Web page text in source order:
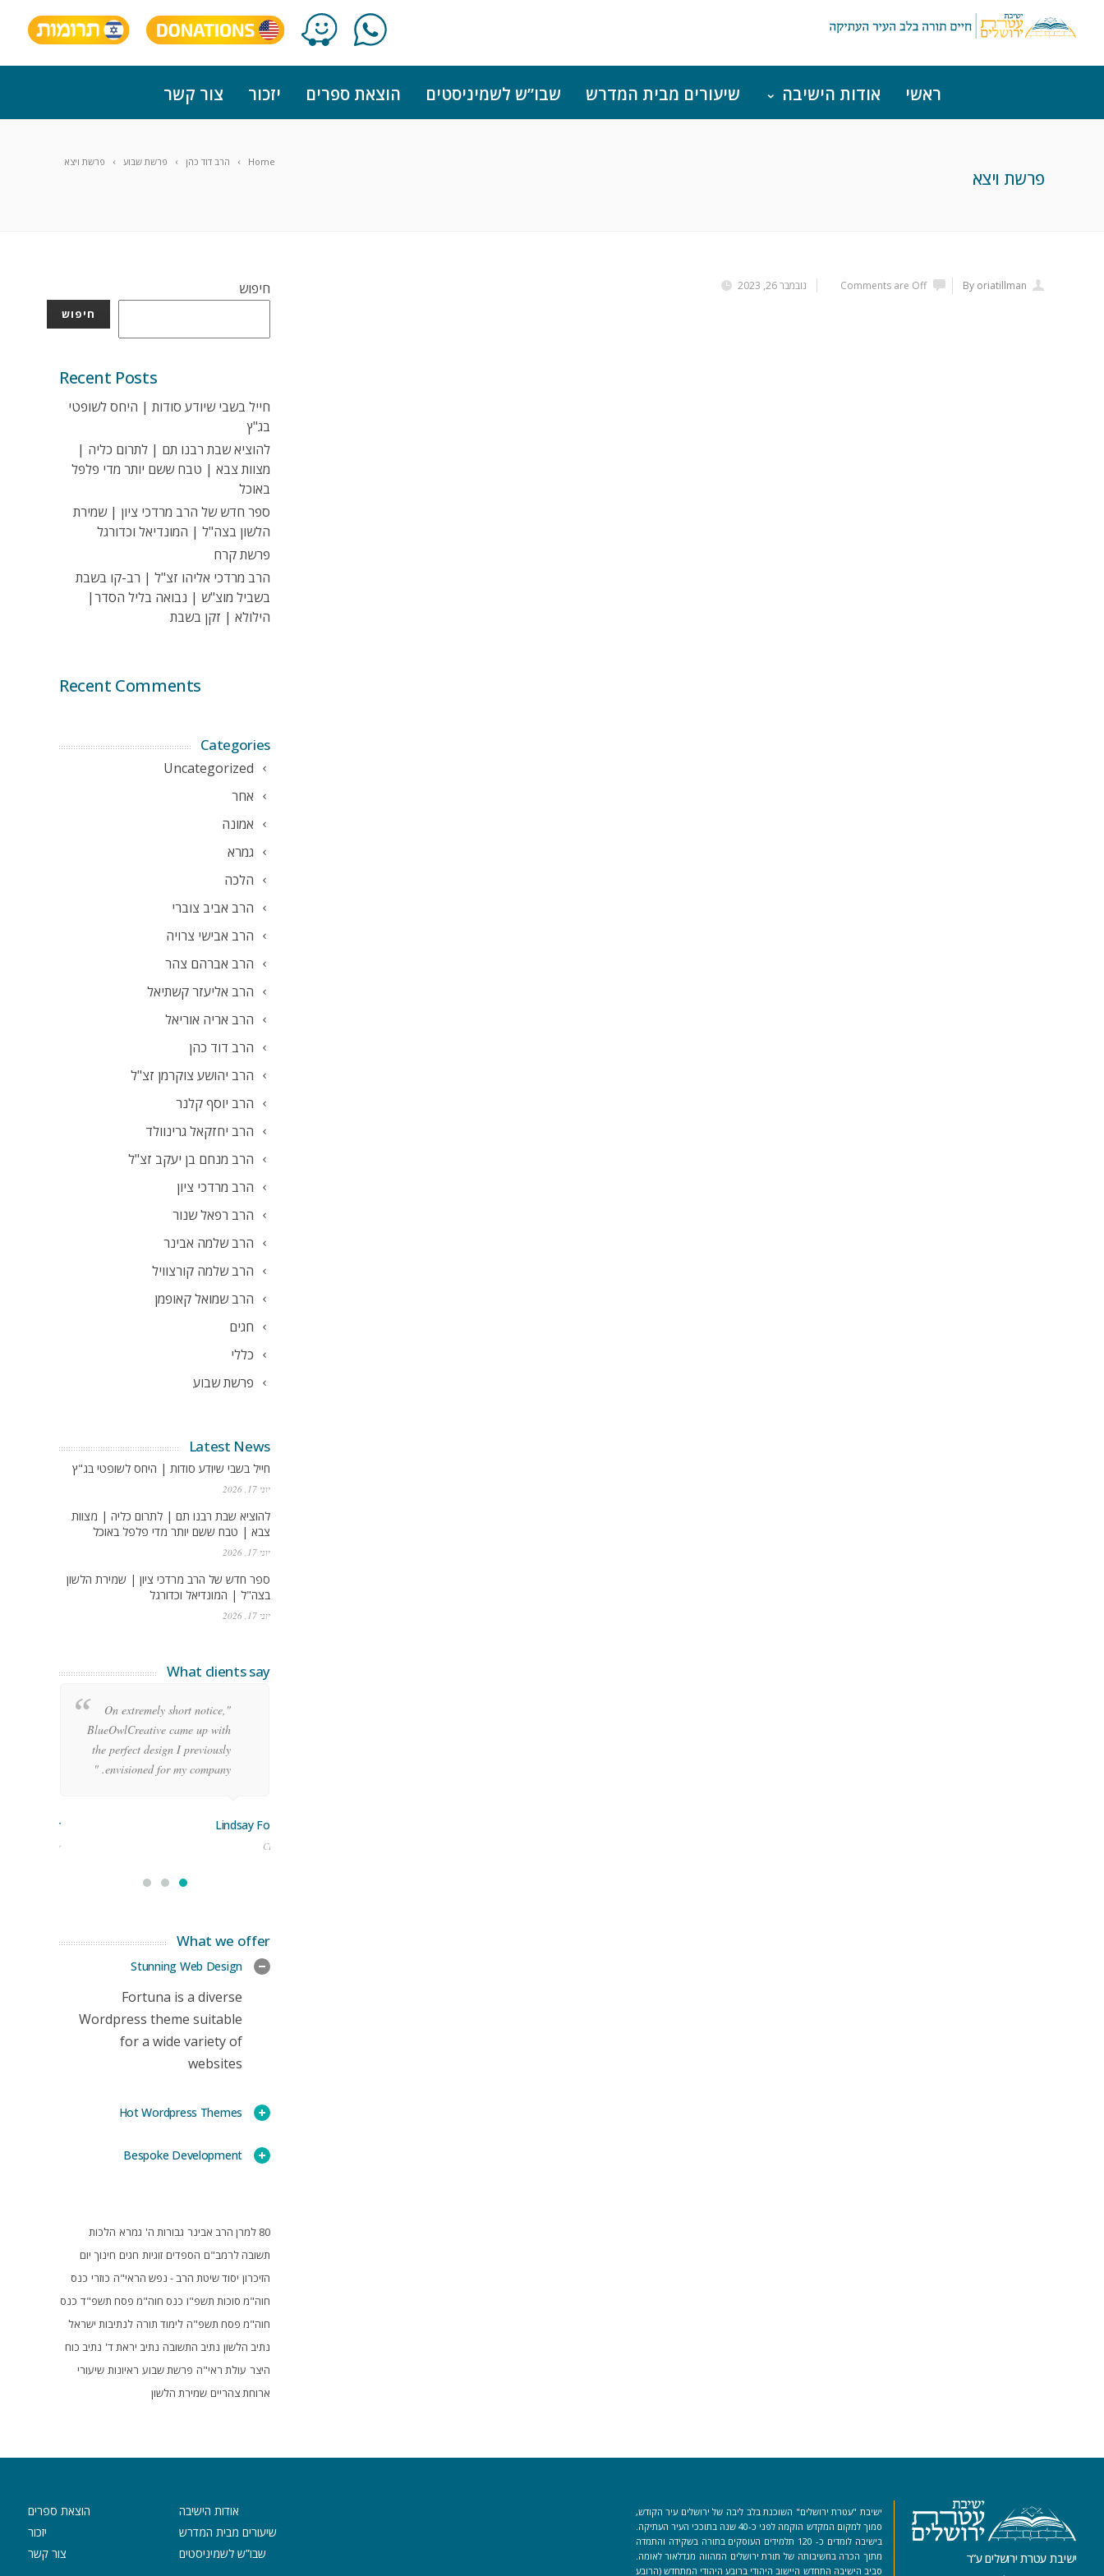
ראשי אודות הישיבה שיעורים מבית המדרש שבו”ש לשמיניסטים הוצאת ספרים יזכור צור קשר
Home הרב דוד כהן פרשת שבוע פרשת ויצא
פרשת ויצא
נובמבר 26, 2023 By oriatillman
Comments are Off חיפוש
חיפוש
Recent Posts
חייל בשבי שיודע סודות | היחס לשופטי
בג"ץ
להוציא שבת רבנו תם | לתרום כליה |
מצוות צבא | טבח ששם יותר מדי פלפל
באוכל
ספר חדש של הרב מרדכי ציון | שמירת
הלשון בצה"ל | המונדיאל וכדורגל
פרשת קרח
הרב מרדכי אליהו זצ"ל | רב-קו בשבת
בשביל מוצ"ש | נבואה בליל הסדר|
הילולא | זקן בשבת
Recent Comments
Categories
Uncategorized
אחר
אמונה
גמרא
הלכה
הרב אביב צוברי
הרב אבישי צרויה
הרב אברהם צהר
הרב אליעזר קשתיאל
הרב אריה אוריאל
הרב דוד כהן
הרב יהושע צוקרמן זצ"ל
הרב יוסף קלנר
הרב יחזקאל גרינוולד
הרב מנחם בן יעקב זצ"ל
הרב מרדכי ציון
הרב רפאל שנור
הרב שלמה אבינר
הרב שלמה קורצוויל
הרב שמואל קאופמן
חגים
כללי
פרשת שבוע
Latest News
חייל בשבי שיודע סודות | היחס לשופטי בג"ץ
יוני 17, 2026
להוציא שבת רבנו תם | לתרום כליה | מצוות
צבא | טבח ששם יותר מדי פלפל באוכל
יוני 17, 2026
ספר חדש של הרב מרדכי ציון | שמירת הלשון
בצה"ל | המונדיאל וכדורגל
יוני 17, 2026
What clients say
"On extremely short notice,
BlueOwlCreative came up with
the perfect design I previously
envisioned for my company. "
Lindsay Ford
CEO
Stoner
Manager
What we offer
Stunning Web Design
Fortuna is a diverse
Wordpress theme suitable
for a wide variety of
websites
Hot Wordpress Themes
Bespoke Development
80 למרן הרב אבינר גבורות ה' גמרא הלכות
תשובה לרמב"ם הספדים זוגיות חגים חינוך יום
הזיכרון יסוד שיטת הרב - נפש הראי"ה כוזרי כנס
חוה"מ סוכות תשפ"ו כנס חוה"מ פסח תשפ"ד כנס
חוה"מ פסח תשפ"ה לימוד תורה לנתיבות ישראל
נתיב הלשון נתיב התשובה נתיב יראת ד' נתיב כוח
היצר עולת ראי"ה פרשת שבוע ראיונות שיעורי
ארוחת צהריים שמירת הלשון
ישיבת עטרת ירושלים ע”ר
ישיבת "עטרת ירושלים" השוכנת בלב ליבה של ירושלים עיר הקודש,
סמוך למקום המקדש הוקמה לפני כ-40 שנה בתוככי העיר העתיקה.
בישיבה לומדים כ- 120 תלמידים העוסקים בתורה בשקידה והתמדה
מתוך הכרה בחשיבותה של תורת ירושלים המהווה מגדלאור לאומה.
סביב הישיבה התחדש היישוב היהודי ברובע היהודי המתחדש (הרובע
אודות הישיבה
שיעורים מבית המדרש
שבו”ש לשמיניסטים
הוצאת ספרים
יזכור
צור קשר